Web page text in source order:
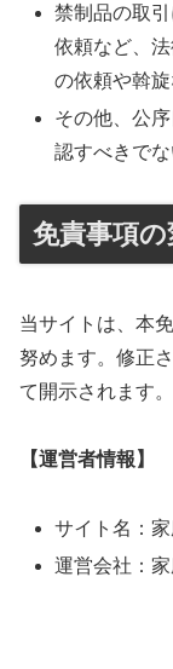
禁制品の取
依頼など、
の依頼や斡旋
その他、公
認すべきでな
免責事項
当サイトは、本
努めます。修正
て開示されます。
【運営者情報】
サイト名：
運営会社：